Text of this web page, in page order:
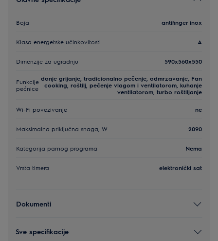
Boja antifinger inox
Klasa energetske učinkovitosti A
Dimenzije za ugradnju 590x560x550
Funkcije
pećnice
donje grijanje, tradicionalno pečenje, odmrzavanje, Fan
cooking, roštilj, pečenje vlagom i ventilatorom, kuhanje
ventilatorom, turbo roštiljanje
Wi-Fi povezivanje ne
Maksimalna priključna snaga, W 2090
Kategorija parnog programa Nema
Vrsta timera elektronički sat
Dokumenti
Sve specifikacije